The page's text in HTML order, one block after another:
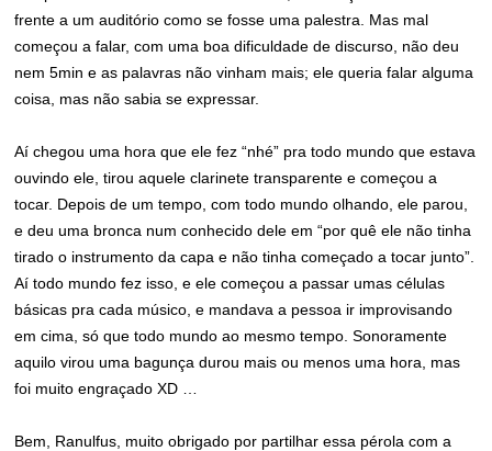
frente a um auditório como se fosse uma palestra. Mas mal
começou a falar, com uma boa dificuldade de discurso, não deu
nem 5min e as palavras não vinham mais; ele queria falar alguma
coisa, mas não sabia se expressar.
Aí chegou uma hora que ele fez “nhé” pra todo mundo que estava
ouvindo ele, tirou aquele clarinete transparente e começou a
tocar. Depois de um tempo, com todo mundo olhando, ele parou,
e deu uma bronca num conhecido dele em “por quê ele não tinha
tirado o instrumento da capa e não tinha começado a tocar junto”.
Aí todo mundo fez isso, e ele começou a passar umas células
básicas pra cada músico, e mandava a pessoa ir improvisando
em cima, só que todo mundo ao mesmo tempo. Sonoramente
aquilo virou uma bagunça durou mais ou menos uma hora, mas
foi muito engraçado XD …
Bem, Ranulfus, muito obrigado por partilhar essa pérola com a